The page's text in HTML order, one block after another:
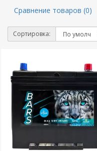
Сравнение товаров (0)
Сортировка: